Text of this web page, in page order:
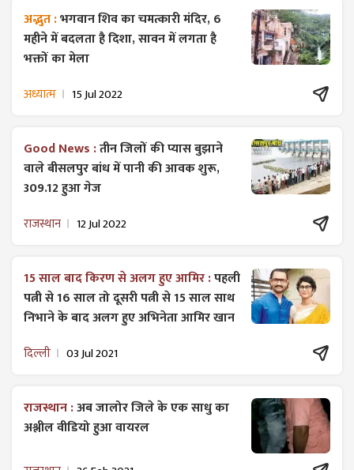
अद्भुत :भगवान शिव का चमत्कारी मंदिर, 6
महीने में बदलता है दिशा, सावन में लगता है
भक्तों का मेला
अध्यात्म 15 Jul 2022
Good News :तीन जिलों की प्यास बुझाने
वाले बीसलपुर बांध में पानी की आवक शुरू,
309.12 हुआ गेज
राजस्थान 12 Jul 2022
15 साल बाद किरण से अलग हुए आमिर :पहली
पत्नी से 16 साल तो दूसरी पत्नी से 15 साल साथ
निभाने के बाद अलग हुए अभिनेता आमिर खान
दिल्ली 03 Jul 2021
राजस्थान :अब जालोर जिले के एक साधु का
अश्लील वीडियो हुआ वायरल